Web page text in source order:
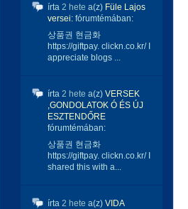
írta 2 hete a(z) Füle Lajos
versei: fórumtémában:
상품권 현금화
https://giftpay. clickn.co.kr/ I
appreciate blogs ...
írta 2 hete a(z) VERSEK
,GONDOLATOK Ó ÉS ÚJ
ESZTENDŐRE
fórumtémában:
상품권 현금화
https://giftpay. clickn.co.kr/ I
shared this with a...
írta 2 hete a(z) VIDA